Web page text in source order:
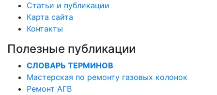
Статьи и публикации
Карта сайта
Контакты
Полезные публикации
СЛОВАРЬ ТЕРМИНОВ
Мастерская по ремонту газовых колонок
Ремонт АГВ